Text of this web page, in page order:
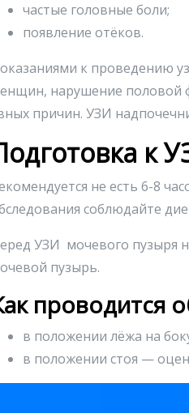
частые головные боли;
появление отёков.
к проведению
нарушение половой
причин. УЗИ
к
не есть 6-8
соблюдайте
УЗИ мочевого пузыря
пузырь.
проводится
в положении лёжа на
в положении стоя —